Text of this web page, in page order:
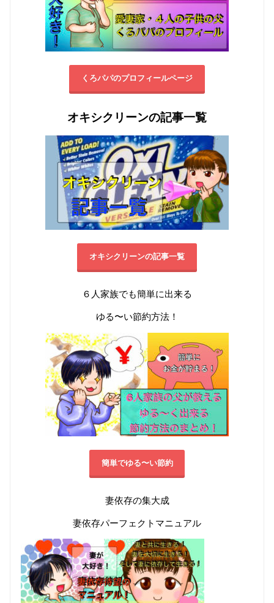
くろパパのプロフィールページ
オキシクリーンの記事一覧
オキシクリーンの記事一覧
６人家族でも簡単に出来る
ゆる〜い節約方法！
簡単でゆる〜い節約
妻依存の集大成
妻依存パーフェクトマニュアル